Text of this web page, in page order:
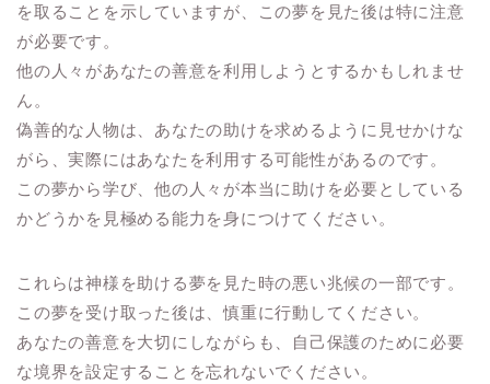
を取ることを示していますが、この夢を見た後は特に注意
が必要です。
他の人々があなたの善意を利用しようとするかもしれませ
ん。
偽善的な人物は、あなたの助けを求めるように見せかけな
がら、実際にはあなたを利用する可能性があるのです。
この夢から学び、他の人々が本当に助けを必要としている
かどうかを見極める能力を身につけてください。
これらは神様を助ける夢を見た時の悪い兆候の一部です。
この夢を受け取った後は、慎重に行動してください。
あなたの善意を大切にしながらも、自己保護のために必要
な境界を設定することを忘れないでください。